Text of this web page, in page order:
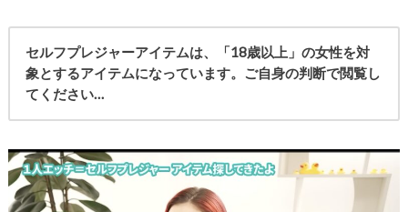
セルフプレジャーアイテムは、「18歳以上」の女性を対
象とするアイテムになっています。ご自身の判断で閲覧し
てください…